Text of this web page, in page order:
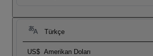
Türkçe
US$ Amerikan Doları